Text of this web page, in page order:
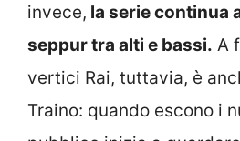
invece, la serie continua
seppur tra alti e bassi. A
vertici Rai, tuttavia, è
Traino: quando escono i